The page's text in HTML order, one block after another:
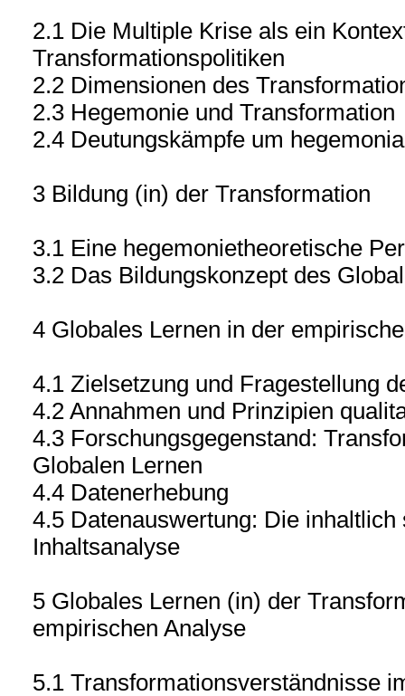
2.1 Die Multiple Krise als ein
Transformationspolitiken
2.2 Dimensionen des
2.3 Hegemonie und Transformation
2.4 Deutungskämpfe um
3 Bildung (in) der Transformation
3.1 Eine hegemonietheoretische
3.2 Das Bildungskonzept des
4 Globales Lernen in der
4.1 Zielsetzung und Fragestellung
4.2 Annahmen und Prinzipien
4.3 Forschungsgegenstand:
Globalen Lernen
4.4 Datenerhebung
4.5 Datenauswertung: Die inhaltlich
Inhaltsanalyse
5 Globales Lernen (in) der
empirischen Analyse
5.1 Transformationsverständnisse